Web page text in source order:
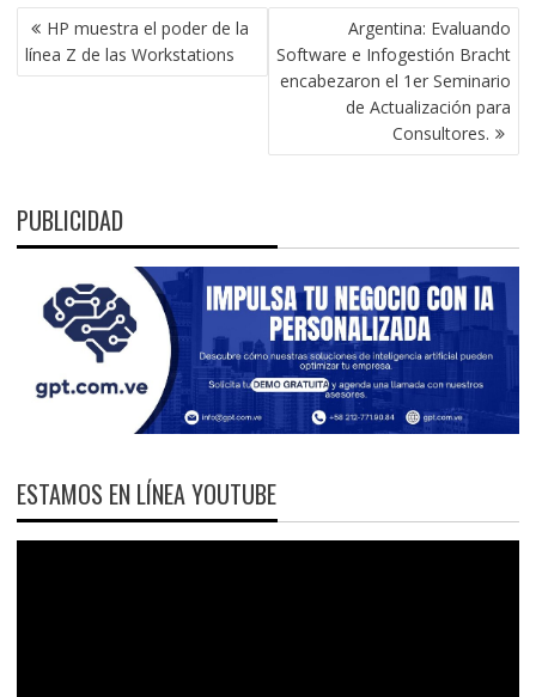
NAVEGACIÓN
DE
ENTRADAS
HP muestra el poder de la
línea Z de las Workstations
Argentina: Evaluando
Software e Infogestión Bracht
encabezaron el 1er Seminario
de Actualización para
Consultores.
PUBLICIDAD
ESTAMOS EN LÍNEA YOUTUBE